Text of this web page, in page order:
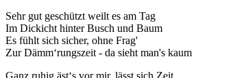
Sehr gut geschützt weilt es am Tag
Im Dickicht hinter Busch und Baum
Es fühlt sich sicher, ohne Frag'
Zur Dämm‘rungszeit - da sieht man's kaum